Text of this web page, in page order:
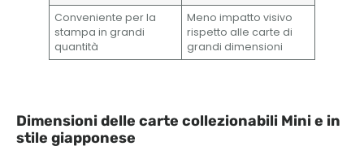
Conveniente per la
stampa in grandi
quantità
Meno impatto visivo
rispetto alle carte di
grandi dimensioni
Dimensioni delle carte collezionabili Mini e in
stile giapponese